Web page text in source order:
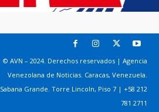
© AVN – 2024. Derechos reservados | Agencia
Venezolana de Noticias. Caracas, Venezuela.
Sabana Grande. Torre Lincoln, Piso 7 | +58 212
781 2711